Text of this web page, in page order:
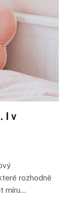
I v
rozhodně
míru…